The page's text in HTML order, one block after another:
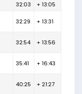
32:03 + 13:05
32:29 + 13:31
32:54 + 13:56
35:41 + 16:43
40:25 + 21:27